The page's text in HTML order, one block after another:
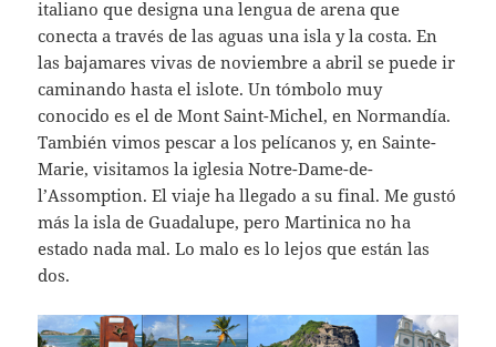
italiano que designa una lengua de arena que
conecta a través de las aguas una isla y la costa. En
las bajamares vivas de noviembre a abril se puede ir
caminando hasta el islote. Un tómbolo muy
conocido es el de Mont Saint-Michel, en Normandía.
También vimos pescar a los pelícanos y, en Sainte-
Marie, visitamos la iglesia Notre-Dame-de-
l’Assomption. El viaje ha llegado a su final. Me gustó
más la isla de Guadalupe, pero Martinica no ha
estado nada mal. Lo malo es lo lejos que están las
dos.